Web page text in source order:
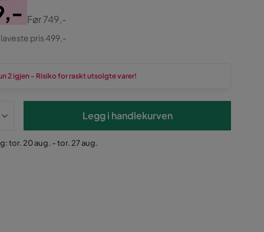
Før749,-
pris 499,-
2 igjen - Risiko for raskt utsolgte varer!
Legg i handlekurven
tor. 20 aug. - tor. 27 aug.